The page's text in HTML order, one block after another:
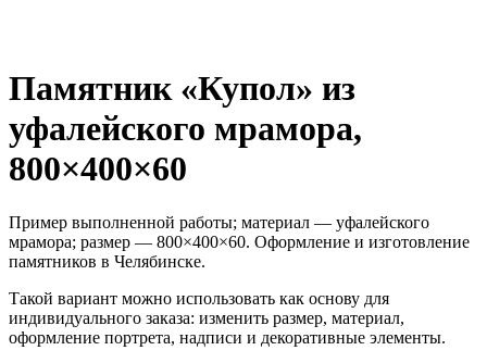
Памятник «Купол» из
уфалейского мрамора,
800×400×60
Пример выполненной работы; материал — уфалейского
мрамора; размер — 800×400×60. Оформление и изготовление
памятников в Челябинске.
Такой вариант можно использовать как основу для
индивидуального заказа: изменить размер, материал,
оформление портрета, надписи и декоративные элементы.